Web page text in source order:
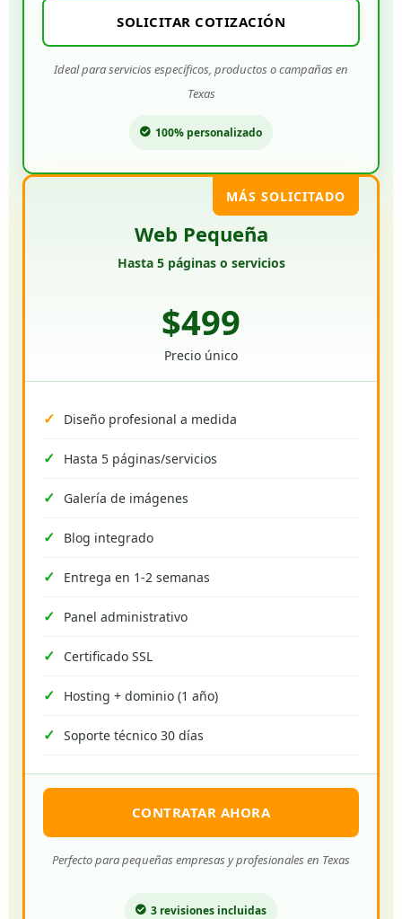
SOLICITAR COTIZACIÓN
Ideal para servicios específicos, productos o campañas en
Texas
100% personalizado
MÁS SOLICITADO
Web Pequeña
Hasta 5 páginas o servicios
$499
Precio único
Diseño profesional a medida
Hasta 5 páginas/servicios
Galería de imágenes
Blog integrado
Entrega en 1-2 semanas
Panel administrativo
Certificado SSL
Hosting + dominio (1 año)
Soporte técnico 30 días
CONTRATAR AHORA
Perfecto para pequeñas empresas y profesionales en Texas
3 revisiones incluidas